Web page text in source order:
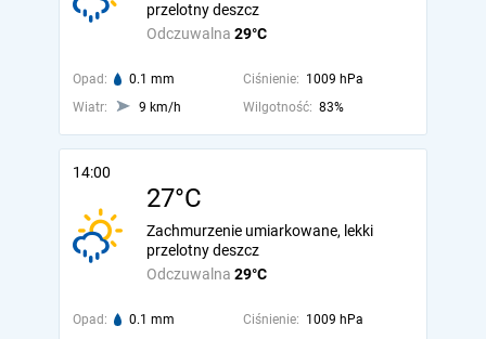
Odczuwalna 29°C
przelotny deszcz
Opad: 0.1 mm Ciśnienie: 1009 hPa
Wiatr:
9 km/h Wilgotność: 83%
14:00
27°C
Odczuwalna 29°C
Zachmurzenie umiarkowane, lekki
przelotny deszcz
Opad: 0.1 mm Ciśnienie: 1009 hPa